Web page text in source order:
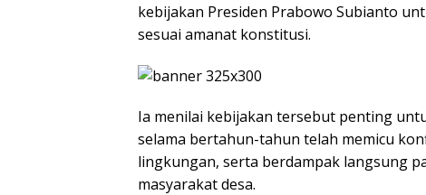
kebijakan Presiden Prabowo Subianto
sesuai amanat konstitusi.
Ia menilai kebijakan tersebut penting
selama bertahun-tahun telah memicu
lingkungan, serta berdampak langsung
masyarakat desa.